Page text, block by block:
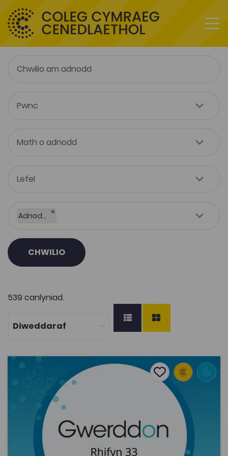
Adnodd Coleg Cymraeg ×
CHWILIO
539 canlyniad.
Philip Jonathan, ‘Cynrychioliad amharamedrig ar
Add to favourites
Dyddiad cyhoeddi: 2021 Add to favourites
Philip Jonathan, ‘Cynrychioliad
amharamedrig ar gyfer cyd-newidynnau
amlddimensiynol mewn model gwerthoedd
Cymraeg Yn Unig
Tagiau